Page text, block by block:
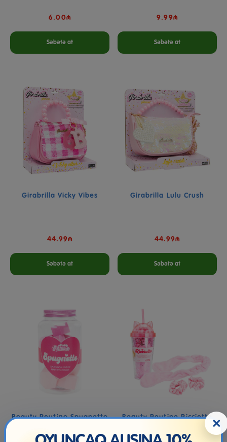
6.00₼
Səbətə at
9.99₼
Səbətə at
Girabrilla Vicky Vibes
44.99₼
Səbətə at
Girabrilla Lulu Crush
44.99₼
Səbətə at
Beauty Routine Spugnette Beauty Routine Ricciotto ×